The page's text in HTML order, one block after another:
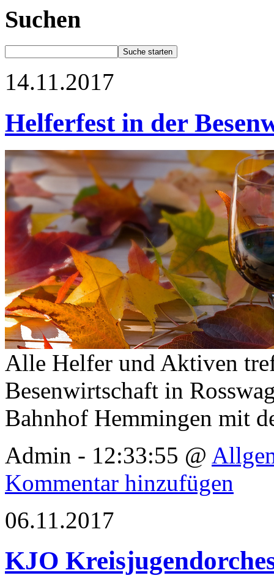
Suchen
14.11.2017
Helferfest in der
Alle Helfer und Aktiven
Besenwirtschaft in
Bahnhof Hemmingen mit
Admin - 12:33:55 @
Kommentar hinzufügen
06.11.2017
KJO